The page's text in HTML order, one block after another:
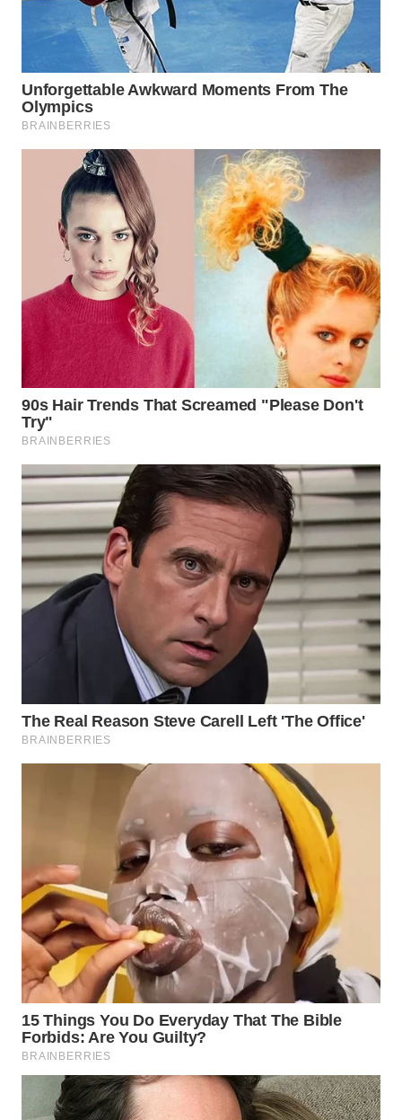
SEMARANG
WN
SOLO
BOROBUDUR
WN
MADURA
WN
SURABAYA
WN
NATUNA
WN
BINTAN
WN
WN
LIKUPANG
WN
LABUANBAJO
Wahana
WAHANA
TANI
WAHANA
ADVOKAT
WAHANA
INFRASTRUKTUR
WAHANA
KONSUMEN